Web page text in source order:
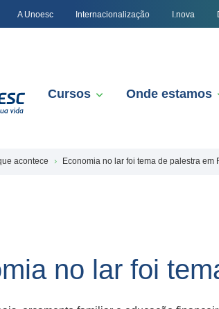
A Unoesc Internacionalização I.nova
Cursos Onde estamos
acontece Economia no lar foi tema de palestra em
no lar foi